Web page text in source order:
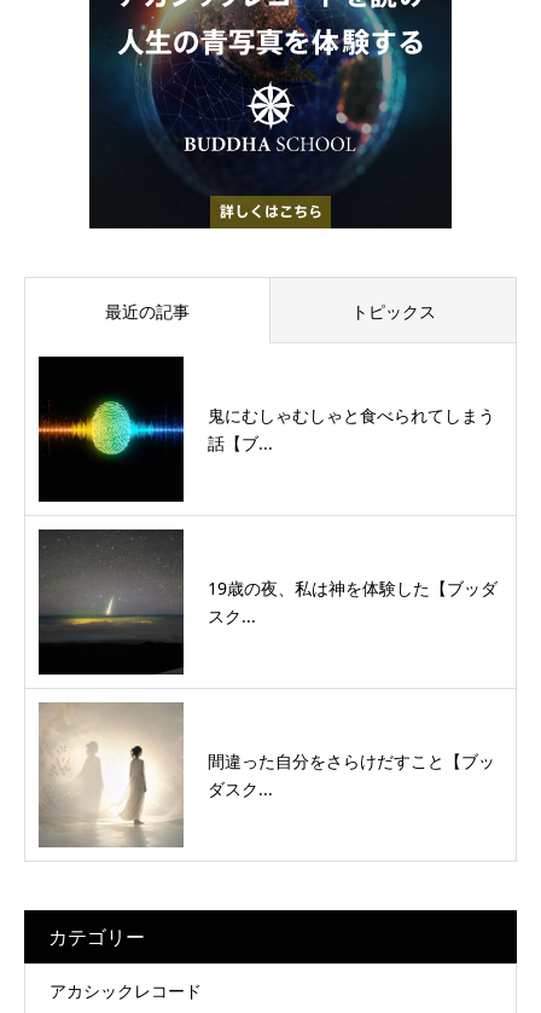
最近の記事 トピックス
鬼にむしゃむしゃと食べられてしまう
話【ブ...
19歳の夜、私は神を体験した【ブッダ
スク...
間違った自分をさらけだすこと【ブッ
ダスク...
カテゴリー
アカシックレコード